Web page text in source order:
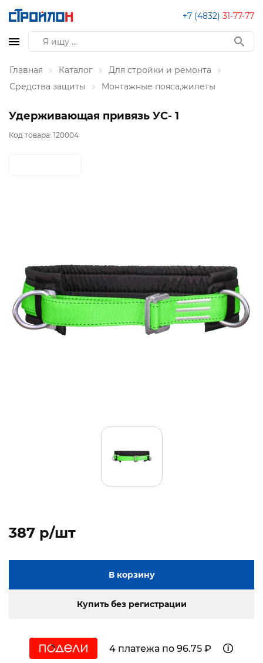
+7 (4832) 31-77-77
Главная Каталог
Для стройки и ремонта
Средства защиты
Монтажные пояса,жилеты
Удерживающая привязь УС- 1
Код товара: 120004
387 p/шт
В корзину
Купить без регистрации
4 платежа по 96.75 ₽